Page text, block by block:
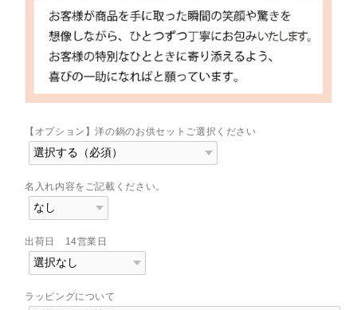
【オプション】洋の鍋のお供セットご選択ください
名入れ内容をご記載ください。
出荷日 14営業日
ラッピングについて